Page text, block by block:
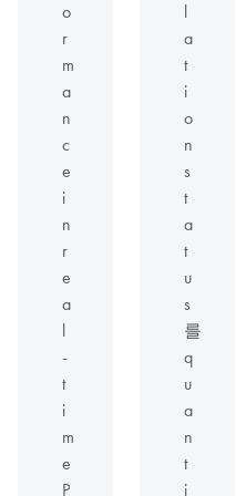
o
r
m
a
n
c
e
i
n
r
e
a
l
-
t
i
m
e
P
l
a
t
i
o
n
s
t
a
t
u
s
를
q
u
a
n
t
i